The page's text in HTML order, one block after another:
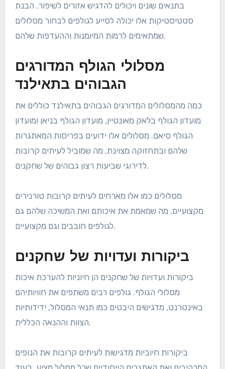
בתנאים שונים ויכולים להדגיש אזורים לשיפור. הבנת
סטטיסטיקות אלו יכולה לסייע לגולפים לבחור מסלולים
שמתאימים לרמות המיומנות וההעדפות שלהם.
מסלולי הגולף המדורגים
הגבוהים בתאילנד
כמה מהמסלולים המדורגים הגבוהים בתאילנד כוללים את
מועדון הגולף בלאק מאונטיין, מועדון הגולף בניאן ומועדון
הגולף סיאם. מסלולים אלו ידועים בפריסות המאתגרות
שלהם ובתחזוקה מצוינת, מה שמוביל לעיתים קרובות
לדירוגי שביעות רצון גבוהים של שחקנים.
מסלולים כמו אלו מארחים לעיתים קרובות טורנירים
מקצועיים, מה שמאמת את איכותם ואת המשיכה שלהם גם
לגולפים חובבים וגם מקצועיים.
ביקורות ועדויות של שחקנים
ביקורות ועדויות של שחקנים הן חיוניות להערכת איכות
מסלולי הגולף. גולפים רבים משתפים את חוויותיהם
באינטרנט, מדגישים היבטים כמו תנאי המסלול, ידידותיות
הצוות וההנאה הכללית.
ביקורות חיוביות מדגישות לעיתים קרובות את הנופים